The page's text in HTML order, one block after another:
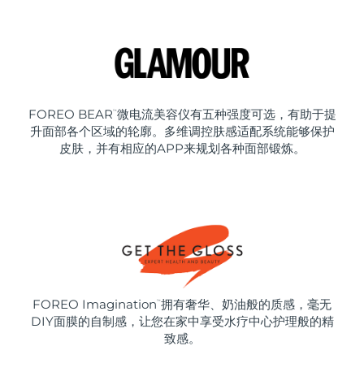
FOREO BEAR ™ 微电流美容仪有五种强度可选，有助于提
升面部各个区域的轮廓。多维调控肤感适配系统能够保护
皮肤，并有相应的APP来规划各种面部锻炼。
FOREO Imagination ™ 拥有奢华、奶油般的质感，毫无
DIY面膜的自制感，让您在家中享受水疗中心护理般的精
致感。